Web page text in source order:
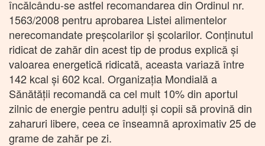
încălcându-se astfel recomandarea din Ordinul nr.
1563/2008 pentru aprobarea Listei alimentelor
nerecomandate preşcolarilor şi şcolarilor. Conținutul
ridicat de zahăr din acest tip de produs explică și
valoarea energetică ridicată, aceasta variază între
142 kcal și 602 kcal. Organizația Mondială a
Sănătății recomandă ca cel mult 10% din aportul
zilnic de energie pentru adulți și copii să provină din
zaharuri libere, ceea ce înseamnă aproximativ 25 de
grame de zahăr pe zi.